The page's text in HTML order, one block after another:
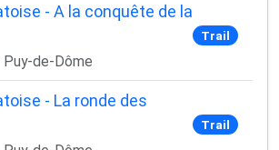
- A la conquête de la
de-Dôme
Trail
- La ronde des
Trail